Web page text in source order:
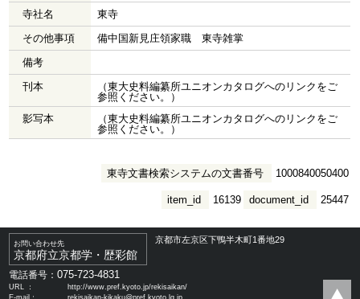
寺社名
東寺
その他事項
備中国新見庄領家職 東寺雑掌
備考
刊本
（東大史料編纂所ユニオンカタログへのリンクをご
参照ください。）
影写本
（東大史料編纂所ユニオンカタログへのリンクをご
参照ください。）
東寺文書検索システムの文書番号 1000840050400
document_id 25447
item_id 16139
お問い合わせ先
京都府立京都学・歴彩館
京都市左京区下鴨半木町1番地29
電話番号：075-723-4831
URL ：
http://www.pref.kyoto.jp/rekisaikan/
E-mail：
rekisaikan-kikaku@pref.kyoto.lg.jp